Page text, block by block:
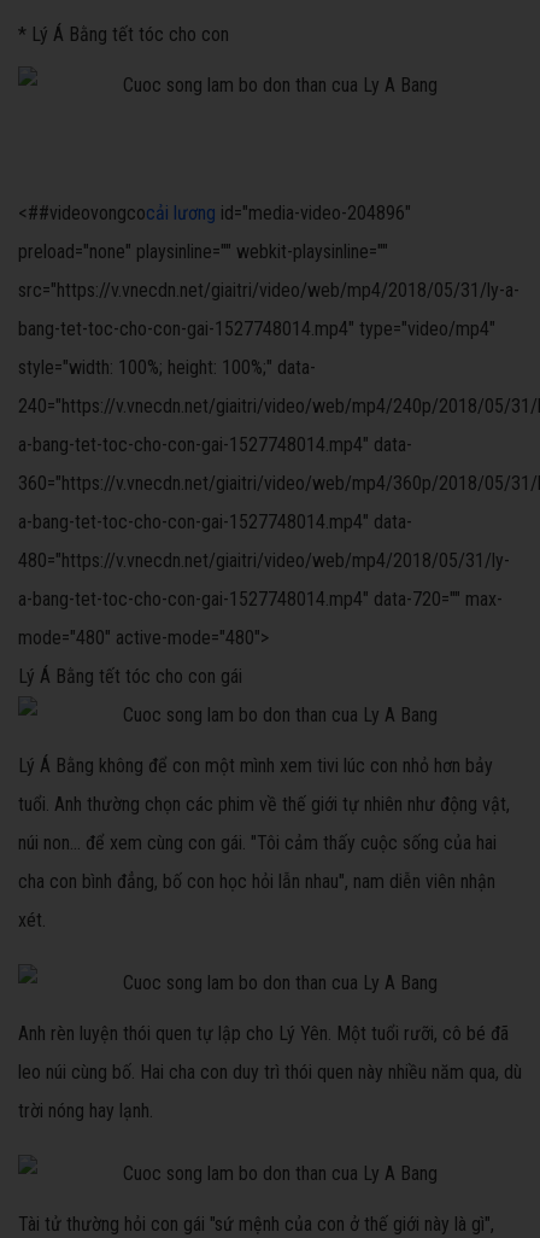
* Lý Á Bằng tết tóc cho con
<##videovongcocải lương id="media-video-204896"
preload="none" playsinline="" webkit-playsinline=""
src="https://v.vnecdn.net/giaitri/video/web/mp4/2018/05/31/ly-a-
bang-tet-toc-cho-con-gai-1527748014.mp4" type="video/mp4"
style="width: 100%; height: 100%;" data-
240="https://v.vnecdn.net/giaitri/video/web/mp4/240p/2018/05/
a-bang-tet-toc-cho-con-gai-1527748014.mp4" data-
360="https://v.vnecdn.net/giaitri/video/web/mp4/360p/2018/05/
a-bang-tet-toc-cho-con-gai-1527748014.mp4" data-
480="https://v.vnecdn.net/giaitri/video/web/mp4/2018/05/31/ly-
a-bang-tet-toc-cho-con-gai-1527748014.mp4" data-720="" max-
mode="480" active-mode="480">
Lý Á Bằng tết tóc cho con gái
Lý Á Bằng không để con một mình xem tivi lúc con nhỏ hơn bảy
tuổi. Anh thường chọn các phim về thế giới tự nhiên như động vật,
núi non... để xem cùng con gái. "Tôi cảm thấy cuộc sống của hai
cha con bình đẳng, bố con học hỏi lẫn nhau", nam diễn viên nhận
xét.
Anh rèn luyện thói quen tự lập cho Lý Yên. Một tuổi rưỡi, cô bé đã
leo núi cùng bố. Hai cha con duy trì thói quen này nhiều năm qua, dù
trời nóng hay lạnh.
Tài tử thường hỏi con gái "sứ mệnh của con ở thế giới này là gì",